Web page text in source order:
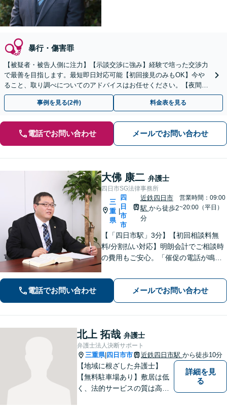
暴行・傷害罪
【被疑者・被告人側に注力】【示談交渉に強み】経験で培った交渉力
で最善を目指します。最短即日対応可能【初回接見のみもOK】今や
ること、取り調べについてのアドバイスはお任せください。【夜間／
休日対応】
事例を見る(2件) 料金表を見る
電話でお問い合わせ メールでお問い合わせ
大佛 康二 弁護士
四日市SG法律事務所
三
重
県
四
日
市
市
近鉄四日市
駅 から徒歩2
分
営業時間：09:00
~20:00（平日）
【「四日市駅」3分】【初回相談料無
料/分割払い対応】明朗会計でご相談時
の費用もご安心。「催促の電話が鳴り
た」に対応できます。自己破産や任意
整理、個人再生など幅広い解決方法を
提示【完全個室で安心】
電話でお問い合わせ メールでお問い合わせ
北上 拓哉 弁護士
弁護士法人決断サポート
三重県| 四日市市 近鉄四日市駅 から徒歩10分
【地域に根ざした弁護士】
【無料駐車場あり】敷居は低
く、法的サービスの質は高く
詳細を見
る